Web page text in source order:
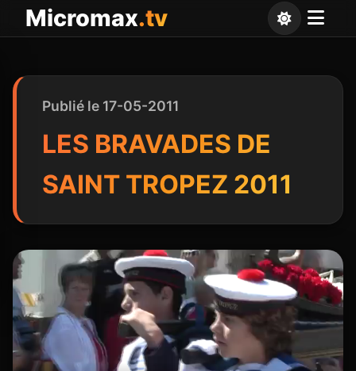
Micromax.tv
Publié le 17-05-2011
LES BRAVADES DE
SAINT TROPEZ 2011
Panneau de gestion des cookies